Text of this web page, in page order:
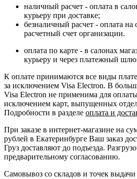
наличный расчет - оплата в
курьеру при доставке;
безналичный расчет - оплата на
расчетный счет организации.
оплата по карте - в салонах
курьеру и через платежный
К оплате принимаются все виды
за исключением Visa Electron. В
Visa Electron не применима для оплаты
исключением карт, выпущенных
Подробности в разделе оплата и
При заказе в интернет-магазине на
рублей в Екатеринбурге Ваш заказ
Груз доставляют до подъезда.
предварительному согласованию.
Самовывоз со складов и точек